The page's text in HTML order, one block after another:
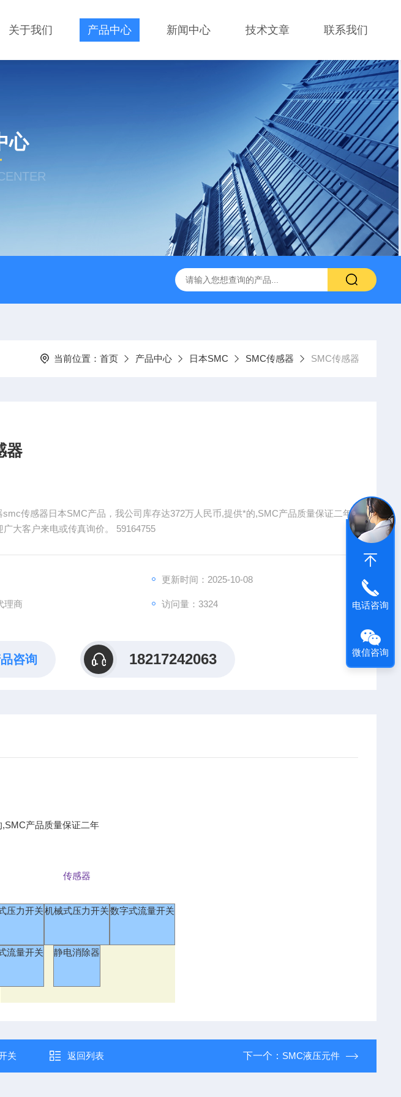
关于我们 产品中心 新闻中心 技术文章 联系我们
心
03SMC隔膜泵 AVL-20-25-S6德国FESTO气动 ORIENTALMOTOR东方马达
当前位置： 首页 产品中心 日本SMC SMC传感器 SMC传感器
器
smc传感器日本SMC产品，我公司库存达372万人民币,提供*的,SMC产品质量保证二年
价格优势，欢迎广大客户来电或传真询价。 59164755
更新时间：2025-10-08
理商 访问量：3324
咨询 18217242063
产品质量保证二年
传感器
压力开关机械式压力开关数字式流量开关
流量开关 静电消除器
关 返回列表 下一个： SMC液压元件
电话咨询
微信咨询